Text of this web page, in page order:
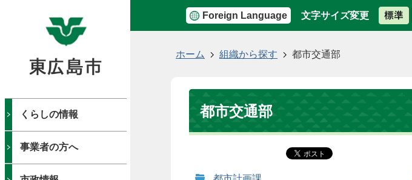
Foreign Language 文字サイズ変更
くらしの情報
事業者の方へ
ホーム 組織から探す 都市交通部
都市交通部